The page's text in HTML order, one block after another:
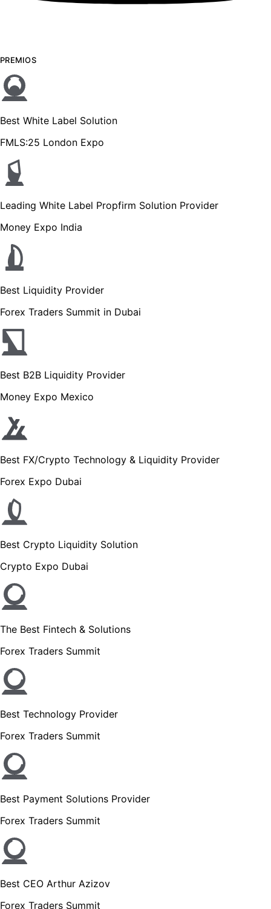
PREMIOS
Best White Label Solution
FMLS:25 London Expo
Leading White Label Propfirm Solution Provider
Money Expo India
Best Liquidity Provider
Forex Traders Summit in Dubai
Best B2B Liquidity Provider
Money Expo Mexico
Best FX/Crypto Technology & Liquidity Provider
Forex Expo Dubai
Best Crypto Liquidity Solution
Crypto Expo Dubai
The Best Fintech & Solutions
Forex Traders Summit
Best Technology Provider
Forex Traders Summit
Best Payment Solutions Provider
Forex Traders Summit
Best CEO Arthur Azizov
Forex Traders Summit